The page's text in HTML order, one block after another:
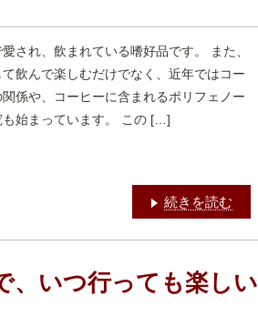
され、飲まれている嗜好品です。 また、
飲んで楽しむだけでなく、近年ではコー
係や、コーヒーに含まれるポリフェノー
も始まっています。 この […]
続きを読む
、いつ行っても楽しい